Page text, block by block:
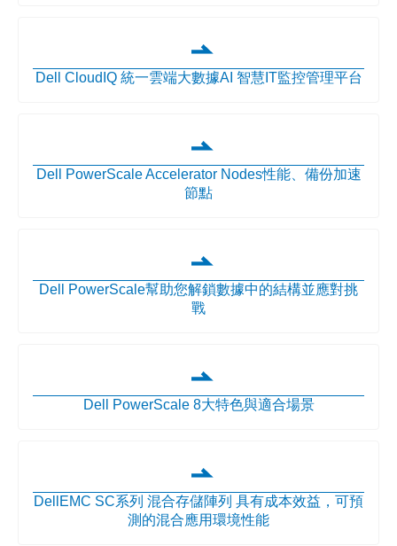
Dell CloudIQ 統一雲端大數據AI 智慧IT監控管理平台
Dell PowerScale Accelerator Nodes性能、備份加速
節點
Dell PowerScale幫助您解鎖數據中的結構並應對挑
戰
Dell PowerScale 8大特色與適合場景
DellEMC SC系列 混合存儲陣列 具有成本效益，可預
測的混合應用環境性能